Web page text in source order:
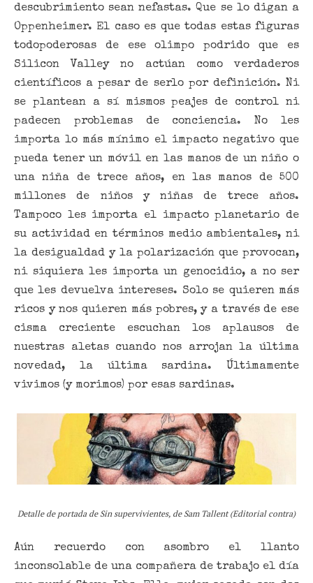
descubrimiento sean nefastas. Que se lo digan a
Oppenheimer. El caso es que todas estas figuras
todopoderosas de ese olimpo podrido que es
Silicon Valley no actúan como verdaderos
científicos a pesar de serlo por definición. Ni
se plantean a sí mismos peajes de control ni
padecen problemas de conciencia. No les
importa lo más mínimo el impacto negativo que
pueda tener un móvil en las manos de un niño o
una niña de trece años, en las manos de 500
millones de niños y niñas de trece años.
Tampoco les importa el impacto planetario de
su actividad en términos medio ambientales, ni
la desigualdad y la polarización que provocan,
ni siquiera les importa un genocidio, a no ser
que les devuelva intereses. Solo se quieren más
ricos y nos quieren más pobres, y a través de ese
cisma creciente escuchan los aplausos de
nuestras aletas cuando nos arrojan la última
novedad, la última sardina. Últimamente
vivimos (y morimos) por esas sardinas.
Detalle de portada de Sin supervivientes, de Sam Tallent (Editorial contra)
Aún recuerdo con asombro el llanto
inconsolable de una compañera de trabajo el día